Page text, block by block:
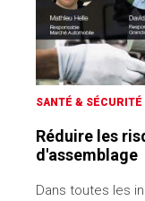
SANTÉ &
Réduire les
d'assemblage
Dans toutes les